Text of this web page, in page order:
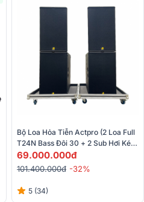
Bộ Loa Hỏa Tiễn Actpro (2 Loa Full
T24N Bass Đôi 30 + 2 Sub Hơi Kép
B30 40cm)
69.000.000đ
101.400.000đ -32%
5 (34)